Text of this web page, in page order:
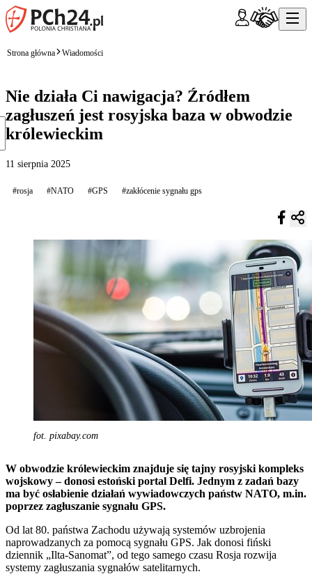
Strona główna Wiadomości
Nie działa Ci nawigacja? Źródłem
zagłuszeń jest rosyjska baza w obwodzie
królewieckim
11 sierpnia 2025
#rosja #NATO #GPS #zakłócenie sygnału gps
fot. pixabay.com
W obwodzie królewieckim znajduje się tajny rosyjski kompleks
wojskowy – donosi estoński portal Delfi. Jednym z zadań bazy
ma być osłabienie działań wywiadowczych państw NATO, m.in.
poprzez zagłuszanie sygnału GPS.
Od lat 80. państwa Zachodu używają systemów uzbrojenia
naprowadzanych za pomocą sygnału GPS. Jak donosi fiński
dziennik „Ilta-Sanomat”, od tego samego czasu Rosja rozwija
systemy zagłuszania sygnałów satelitarnych.